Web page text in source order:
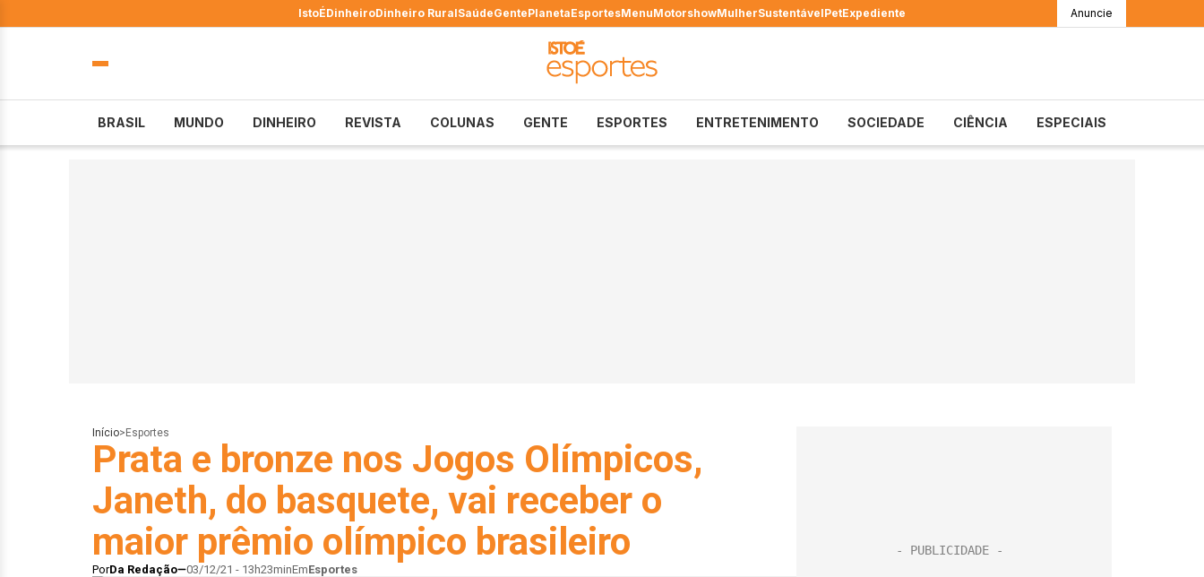
IstoÉDinheiroDinheiro RuralSaúdeGentePlanetaEsportesMenuMotorshowMulherSustentávelPetExpediente Anuncie
BRASIL MUNDO DINHEIRO REVISTA COLUNAS GENTE ESPORTES ENTRETENIMENTO SOCIEDADE CIÊNCIA ESPECIAIS
Início> Esportes
Prata e bronze nos Jogos Olímpicos,
Janeth, do basquete, vai receber o
maior prêmio olímpico brasileiro
PorDa Redação 03/12/21 - 13h23minEmEsportes